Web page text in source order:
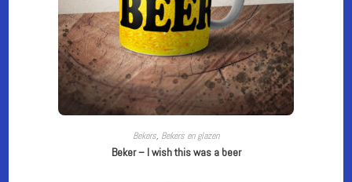
TOEVOEGEN AAN WINKELWAGEN
Bekers, Bekers en glazen
Beker – I wish this was a beer